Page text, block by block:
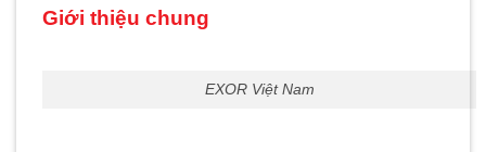
Giới thiệu chung
EXOR Việt Nam